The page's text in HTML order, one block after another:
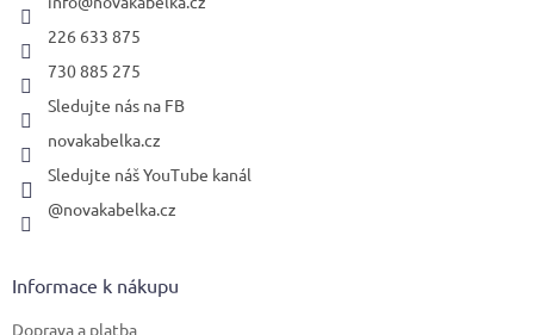
226 633 875
730 885 275
Sledujte nás na FB
novakabelka.cz
Sledujte náš YouTube kanál
@novakabelka.cz
Informace k nákupu
Doprava a platba